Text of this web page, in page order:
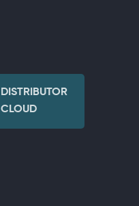
DISTRIBUTOR
CLOUD